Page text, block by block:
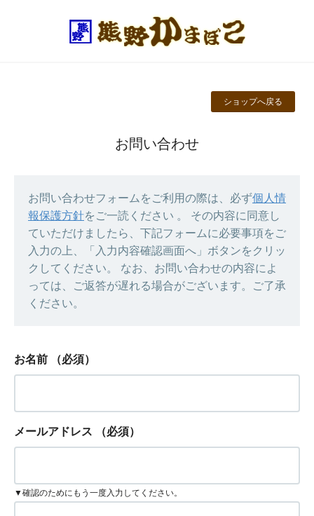
ショップへ戻る
お問い合わせ
お問い合わせフォームをご利用の際は、必ず個人情
報保護方針をご一読ください 。 その内容に同意し
ていただけましたら、下記フォームに必要事項をご
入力の上、「入力内容確認画面へ」ボタンをクリッ
クしてください。 なお、お問い合わせの内容によ
っては、ご返答が遅れる場合がございます。ご了承
ください。
お名前 （必須）
メールアドレス （必須）
▼確認のためにもう一度入力してください。